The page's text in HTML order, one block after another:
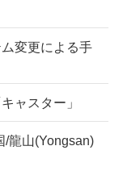
変更による手
ャスター」
/龍山(Yongsan)